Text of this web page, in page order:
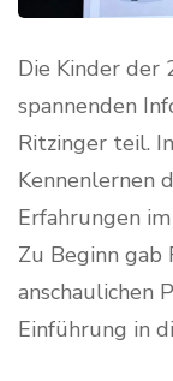
Die Kinder der
spannenden
Ritzinger teil.
Kennenlernen
Erfahrungen
Zu Beginn gab
anschaulichen
Einführung in